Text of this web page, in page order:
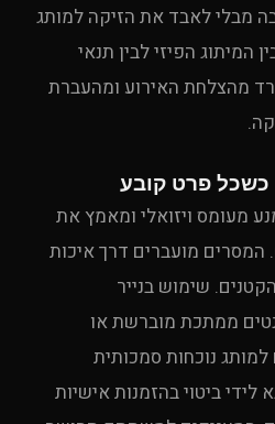
מבלי לאבד את הזיקה למותג
המיתוג הפיזי לבין תנאי
מהצלחת האירוע ומהעברת
כשכל פרט קובע
מעומס ויזואלי ומאמץ את
גישת ה-Quiet Branding. המסרים מועברים דרך איכות
שימוש בנייר
ממתכת מוברשת או
נוכחות סמכותית
ביטוי בהזמנות אישיות